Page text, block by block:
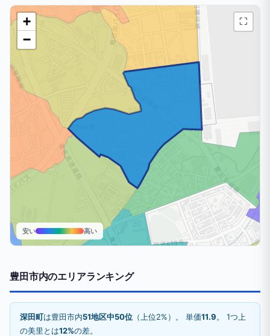
+
−
⛶
安い 高い
豊田市内のエリアランキング
深田町は豊田市内51地区中50位 （上位2%）。 単価11.9。 1つ上
の美里とは12%の差。